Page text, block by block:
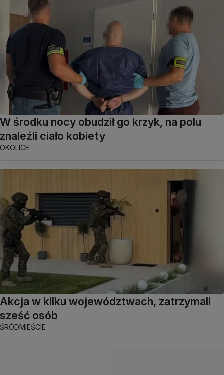
W środku nocy obudził go krzyk, na polu
znaleźli ciało kobiety
OKOLICE
Akcja w kilku województwach, zatrzymali
sześć osób
ŚRÓDMIEŚCIE